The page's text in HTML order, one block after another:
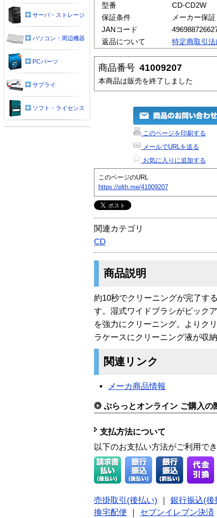
型番
CD-CD2W
保証条件
メーカー保証
JANコード
返品について
特定商取引
商品番号 41009207
本商品は販売を終了しました
このページを印刷する
メールでURLを送る
お気に入りに追加する
このページのURL
https://plth.me/41009207
関連カテゴリ
CD
商品説明
約10秒でクリーニングが完了す
す。湿式ワイドブラシがピック
を強力にクリーニング。よりク
ラケースにクリーニング液が収
関連リンク
メーカ商品情報
ぷらっとオンライン ご購入の
支払方法について
以下のお支払い方法がご利用で
売掛取引(後払い)
銀行振込(後
換宅配便
セブンイレブン決済
サーバ・ストレージ
パソコン・周辺機器
PCパーツ
サプライ
ソフト・ライセンス